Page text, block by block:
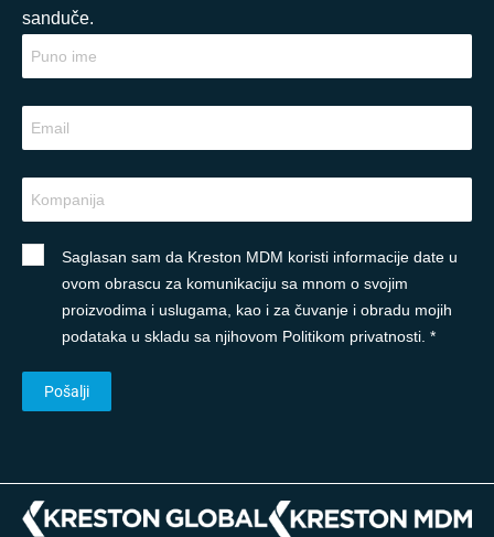
sanduče.
Saglasan sam da Kreston MDM koristi informacije date u
ovom obrascu za komunikaciju sa mnom o svojim
proizvodima i uslugama, kao i za čuvanje i obradu mojih
podataka u skladu sa njihovom Politikom privatnosti. *